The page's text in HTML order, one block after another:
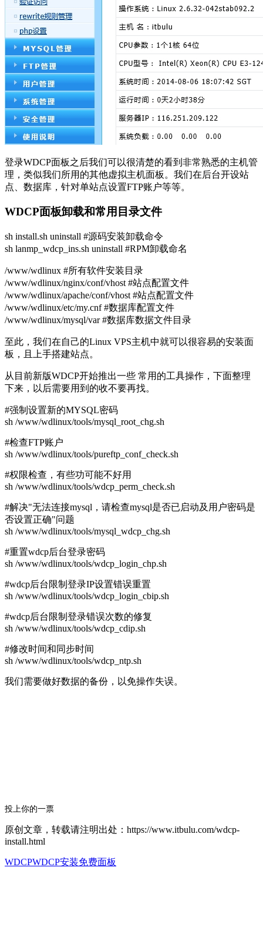
登录WDCP面板之后我们可以很清楚的看到非常熟悉的主机管
理，类似我们所用的其他虚拟主机面板。我们在后台开设站
点、数据库，针对单站点设置FTP账户等等。
WDCP面板卸载和常用目录文件
sh install.sh uninstall #源码安装卸载命令
sh lanmp_wdcp_ins.sh uninstall #RPM卸载命名
/www/wdlinux #所有软件安装目录
/www/wdlinux/nginx/conf/vhost #站点配置文件
/www/wdlinux/apache/conf/vhost #站点配置文件
/www/wdlinux/etc/my.cnf #数据库配置文件
/www/wdlinux/mysql/var #数据库数据文件目录
至此，我们在自己的Linux VPS主机中就可以很容易的安装面
板，且上手搭建站点。
从目前新版WDCP开始推出一些 常用的工具操作，下面整理
下来，以后需要用到的收不要再找。
#强制设置新的MYSQL密码
sh /www/wdlinux/tools/mysql_root_chg.sh
#检查FTP账户
sh /www/wdlinux/tools/pureftp_conf_check.sh
#权限检查，有些功可能不好用
sh /www/wdlinux/tools/wdcp_perm_check.sh
#解决"无法连接mysql，请检查mysql是否已启动及用户密码是
否设置正确"问题
sh /www/wdlinux/tools/mysql_wdcp_chg.sh
#重置wdcp后台登录密码
sh /www/wdlinux/tools/wdcp_login_chp.sh
#wdcp后台限制登录IP设置错误重置
sh /www/wdlinux/tools/wdcp_login_cbip.sh
#wdcp后台限制登录错误次数的修复
sh /www/wdlinux/tools/wdcp_cdip.sh
#修改时间和同步时间
sh /www/wdlinux/tools/wdcp_ntp.sh
我们需要做好数据的备份，以免操作失误。
投上你的一票
原创文章，转载请注明出处：https://www.itbulu.com/wdcp-
install.html
WDCPWDCP安装免费面板